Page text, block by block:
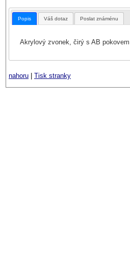
Popis Váš dotaz Poslat známénu
Akrylový zvonek, čirý s AB
nahoru Tisk stranky